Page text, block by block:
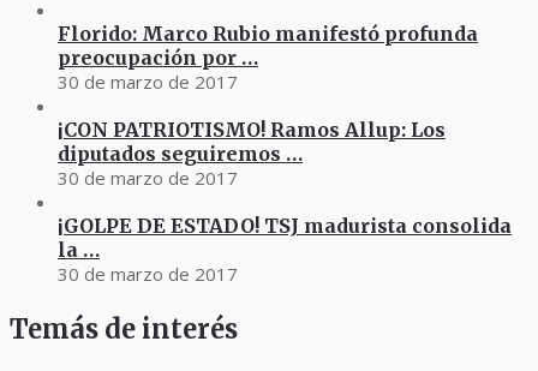
Florido: Marco Rubio manifestó profunda
preocupación por …
30 de marzo de 2017
¡CON PATRIOTISMO! Ramos Allup: Los
diputados seguiremos …
30 de marzo de 2017
¡GOLPE DE ESTADO! TSJ madurista consolida
la …
30 de marzo de 2017
Temás de interés